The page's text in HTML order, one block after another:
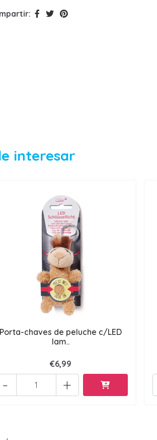
interesar
Porta-chaves de peluche c/LED
lam..
€6,99
+
-